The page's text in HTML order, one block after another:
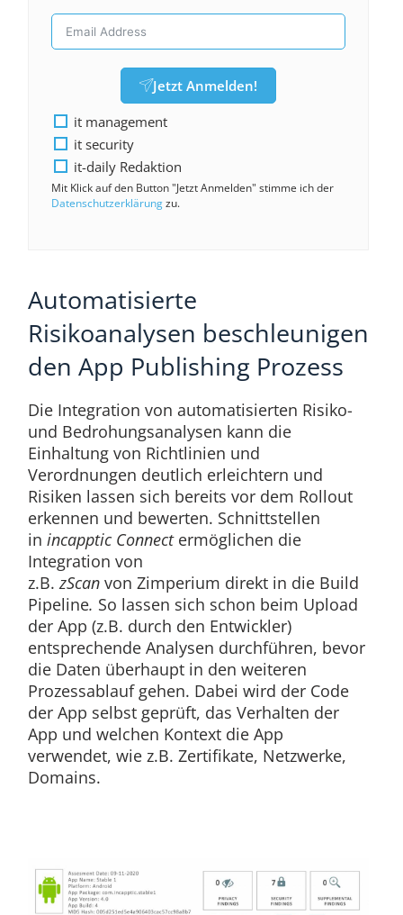
Jetzt Anmelden!
it management
it security
it-daily Redaktion
Mit Klick auf den Button "Jetzt Anmelden" stimme ich der
Datenschutzerklärungzu.
Automatisierte
Risikoanalysen beschleunigen
den App Publishing Prozess
Die Integration von automatisierten Risiko-
und Bedrohungsanalysen kann die
Einhaltung von Richtlinien und
Verordnungen deutlich erleichtern und
Risiken lassen sich bereits vor dem Rollout
erkennen und bewerten. Schnittstellen
in incapptic Connectermöglichen die
Integration von
z.B.zScanvon Zimperium direkt in die Build
Pipeline. So lassen sich schon beim Upload
der App (z.B. durch den Entwickler)
entsprechende Analysen durchführen, bevor
die Daten überhaupt in den weiteren
Prozessablauf gehen. Dabei wird der Code
der App selbst geprüft, das Verhalten der
App und welchen Kontext die App
verwendet, wie z.B. Zertifikate, Netzwerke,
Domains.